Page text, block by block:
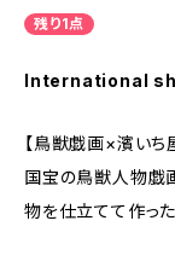
残り1点
International
【鳥獣戯画×濱いち
国宝の鳥獣人物戯
物を仕立てて作った